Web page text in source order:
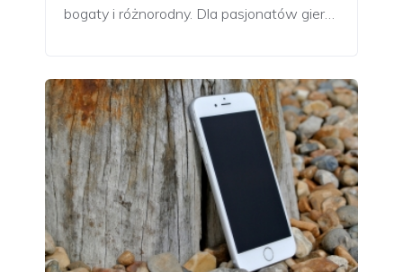
bogaty i różnorodny. Dla pasjonatów gier…